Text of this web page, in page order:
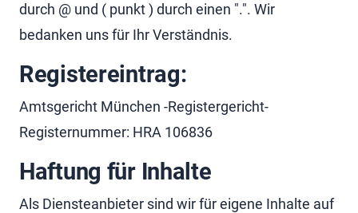
durch @ und ( punkt ) durch einen ".". Wir
bedanken uns für Ihr Verständnis.
Registereintrag:
Amtsgericht München -Registergericht-
Registernummer: HRA 106836
Haftung für Inhalte
Als Diensteanbieter sind wir für eigene Inhalte auf